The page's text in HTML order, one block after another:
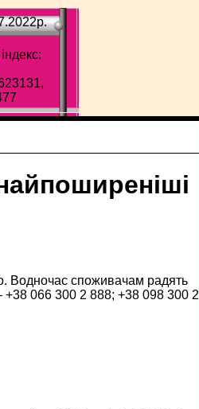
Водночас споживачам радять
+38 066 300 2 888; +38 098 300 2